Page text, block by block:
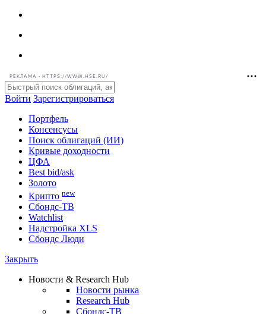
РЕКЛАМА • HTTPS://WWW.HSE.RU/
Войти Зарегистрироваться
Портфель
Консенсусы
Поиск облигаций (ИИ)
Кривые доходности
ЦФА
Best bid/ask
Золото
Крипто new
Watchlist
Сбондс Люди